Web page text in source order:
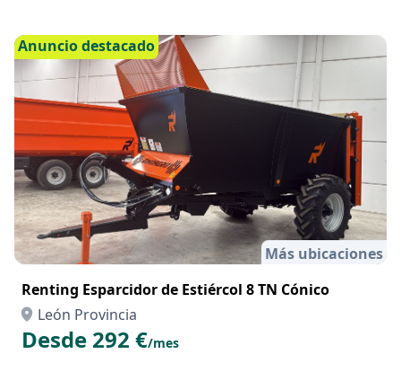
Anuncio destacado
Más ubicaciones
Renting Esparcidor de Estiércol 8 TN Cónico
León Provincia
Desde 292 €/mes